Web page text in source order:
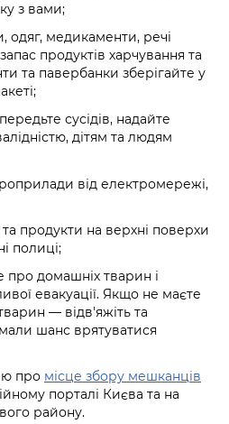
організації
адміністрація
Київ Цифровий
стану
стану
з вами;
одяг, медикаменти, речі
продуктів харчування та
та павербанки зберігайте у
сусідів, надайте
дітям та людям
від електромережі,
та продукти на верхні поверхи
полиці;
про домашніх тварин і
евакуації. Якщо не маєте
— відв'яжіть та
шанс врятуватися
про місце збору мешканців
порталі Києва та на
району.